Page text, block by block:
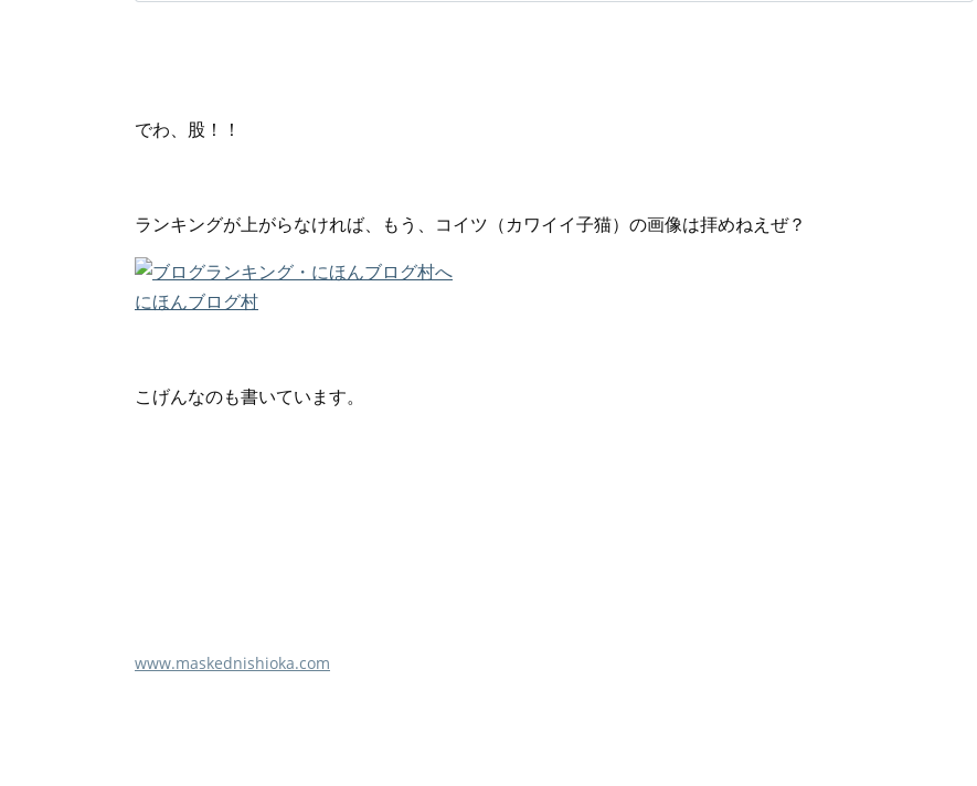
でわ、股！！
ランキングが上がらなければ、もう、コイツ（カワイイ子猫）の画像は拝めねえぜ？
にほんブログ村
こげんなのも書いています。
www.maskednishioka.com